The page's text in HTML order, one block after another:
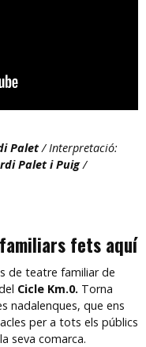
Palet/ Interpretació:
Palet i Puig/
fets aquí
de teatre familiar de
Cicle Km.0. Torna
nadalenques, que ens
per a tots els públics
seva comarca.